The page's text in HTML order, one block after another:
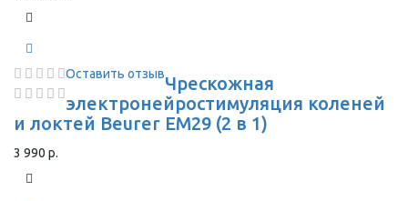
Оставить отзывЧрескожная
электронейростимуляция коленей
и локтей Beurer EM29 (2 в 1)
3 990 р.